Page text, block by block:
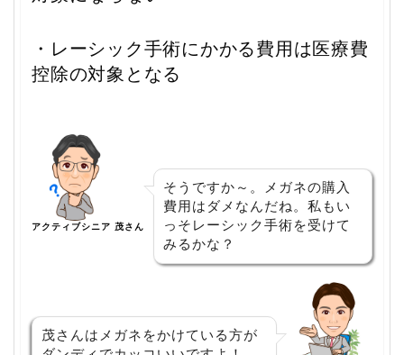
・レーシック手術にかかる費用は医療費
控除の対象となる
アクティブシニア 茂さん
そうですか～。メガネの購入
費用はダメなんだね。私もい
っそレーシック手術を受けて
みるかな？
茂さんはメガネをかけている方が